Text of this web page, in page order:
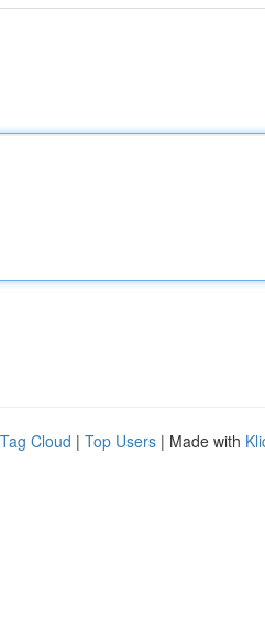
Tag Cloud | Top Users | Made with